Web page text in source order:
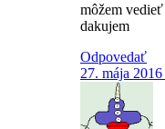
môžem
dakujem
Odpovedať
27. mája